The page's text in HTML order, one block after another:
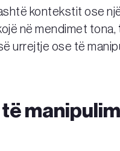
kontekstit ose
në mendimet tona,
urrejtje ose të